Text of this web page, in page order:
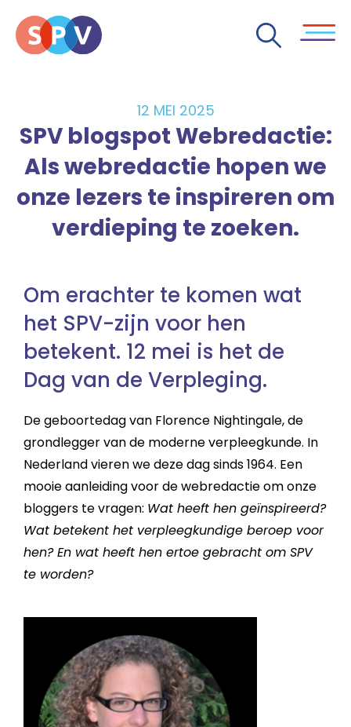
12 MEI 2025
SPV blogspot Webredactie:
Als webredactie hopen we
onze lezers te inspireren om
verdieping te zoeken.
Om erachter te komen wat
het SPV-zijn voor hen
betekent. 12 mei is het de
Dag van de Verpleging.
De geboortedag van Florence Nightingale, de
grondlegger van de moderne verpleegkunde. In
Nederland vieren we deze dag sinds 1964. Een
mooie aanleiding voor de webredactie om onze
bloggers te vragen: Wat heeft hen geïnspireerd?
Wat betekent het verpleegkundige beroep voor
hen? En wat heeft hen ertoe gebracht om SPV
te worden?